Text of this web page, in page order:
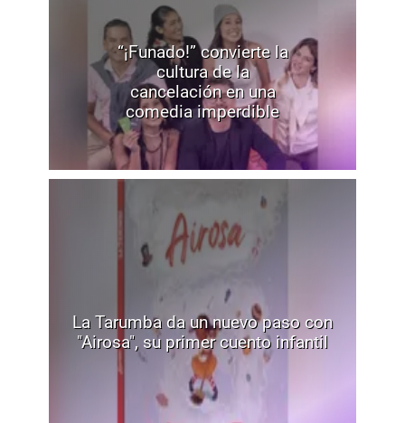
“¡Funado!” convierte la
cultura de la
cancelación en una
comedia imperdible
La Tarumba da un nuevo paso con
"Airosa", su primer cuento infantil